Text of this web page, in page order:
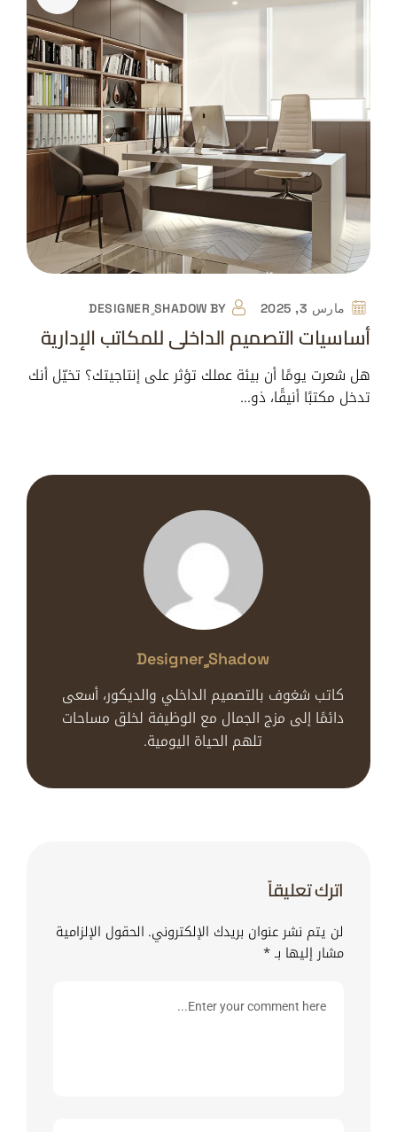
مارس 3, 2025 BY DESIGNER ٍSHADOW
أساسيات التصميم الداخلي للمكاتب الإدارية
هل شعرت يومًا أن بيئة عملك تؤثر على إنتاجيتك؟ تخيّل أنك
تدخل مكتبًا أنيقًا، ذو…
Designer ٍshadow
كاتب شغوف بالتصميم الداخلي والديكور، أسعى
دائمًا إلى مزج الجمال مع الوظيفة لخلق مساحات
تلهم الحياة اليومية.
اترك تعليقاً
لن يتم نشر عنوان بريدك الإلكتروني. الحقول الإلزامية
مشار إليها بـ*